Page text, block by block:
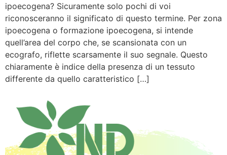
ipoecogena? Sicuramente solo pochi di voi
riconosceranno il significato di questo termine. Per zona
ipoecogena o formazione ipoecogena, si intende
quell’area del corpo che, se scansionata con un
ecografo, riflette scarsamente il suo segnale. Questo
chiaramente è indice della presenza di un tessuto
differente da quello caratteristico […]